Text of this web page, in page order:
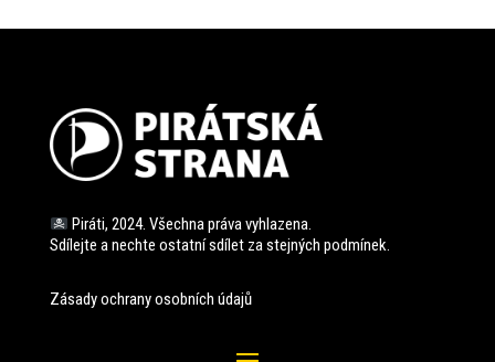
Piráti, 2024. Všechna práva vyhlazena.
Sdílejte a nechte ostatní sdílet za stejných podmínek.
Zásady ochrany osobních údajů